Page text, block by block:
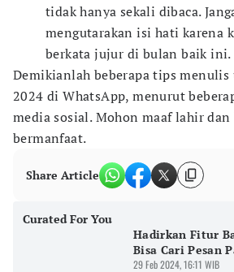
tidak hanya sekali dibaca.
mengutarakan isi hati karena
berkata jujur di bulan baik ini.
Demikianlah beberapa tips menulis
2024 di WhatsApp, menurut
media sosial. Mohon maaf lahir
bermanfaat.
Share Article
Curated For You
Hadirkan Fitur
Bisa Cari Pesan
29 Feb 2024, 16:11 WIB